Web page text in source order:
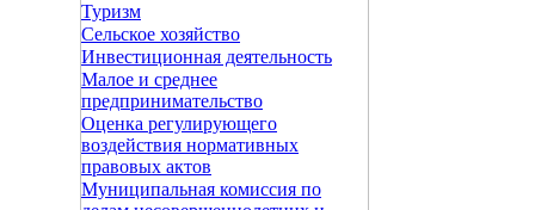
Туризм
Сельское хозяйство
Инвестиционная деятельность
Малое и среднее
предпринимательство
Оценка регулирующего
воздействия нормативных
правовых актов
Муниципальная комиссия по